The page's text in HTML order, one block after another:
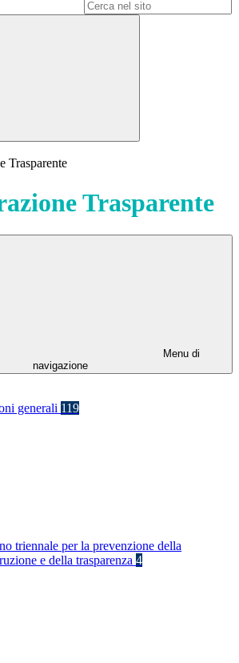
Trasparente
Trasparente
Menu di
navigazione
generali 119
triennale per la prevenzione della
e della trasparenza 4